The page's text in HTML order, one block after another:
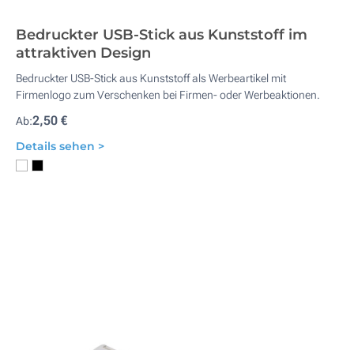
Bedruckter USB-Stick aus Kunststoff im
attraktiven Design
Bedruckter USB-Stick aus Kunststoff als Werbeartikel mit
Firmenlogo zum Verschenken bei Firmen- oder Werbeaktionen.
Ab:2,50 €
Details sehen >